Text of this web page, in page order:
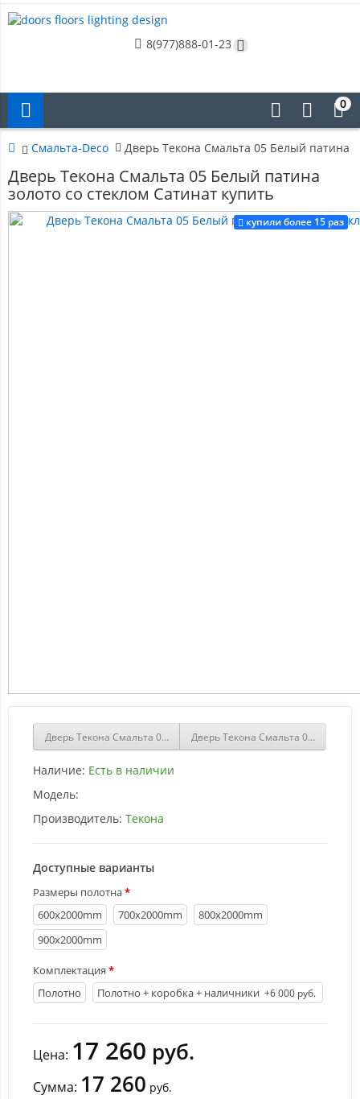
8(977)888-01-23
0
Смальта-Deco Дверь Текона Смальта 05 Белый патина
Дверь Текона Смальта 05 Белый патина
золото со стеклом Сатинат купить
купили более 15 раз
Дверь Текона Смальта 05 Белый патина золото купить
Дверь Текона Смальта 05
Наличие: Есть в наличии
Модель:
Производитель: Текона
Доступные варианты
Размеры полотна
600х2000mm
700х2000mm
800х2000mm
900х2000mm
Комплектация
Полотно
Полотно + коробка + наличники +6 000 руб.
Цена: 17 260 руб.
Сумма: 17 260 руб.